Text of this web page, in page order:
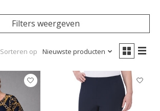
Filters weergeven
Sorteren op Nieuwste producten